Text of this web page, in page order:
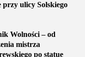
przy ulicy Solskiego
Wolności – od
mistrza
po statuę